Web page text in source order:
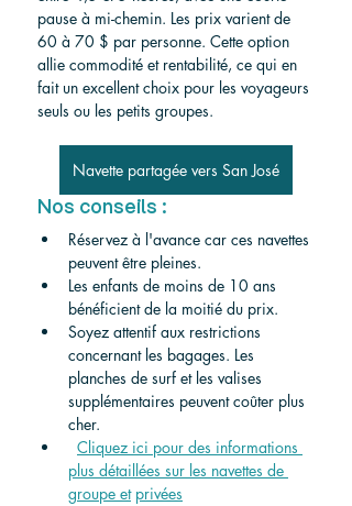
pause à mi-chemin. Les prix varient de
60 à 70 $ par personne. Cette option
allie commodité et rentabilité, ce qui en
fait un excellent choix pour les voyageurs
seuls ou les petits groupes.
Navette partagée vers San José
Nos conseils :
Réservez à l'avance car ces navettes
peuvent être pleines.
Les enfants de moins de 10 ans
bénéficient de la moitié du prix.
Soyez attentif aux restrictions
concernant les bagages. Les
planches de surf et les valises
supplémentaires peuvent coûter plus
cher.
Cliquez ici pour des informations
plus détaillées sur les navettes de
groupe et privées